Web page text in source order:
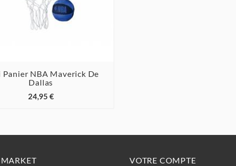

Panier NBA Maverick De
Dallas
24,95 €
VOTRE COMPTE